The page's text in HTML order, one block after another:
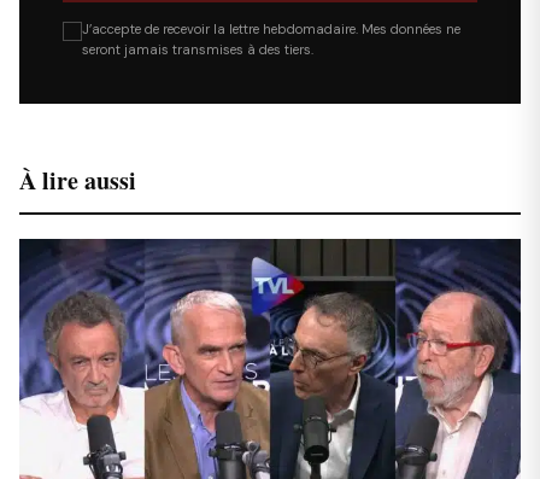
J’accepte de recevoir la lettre hebdomadaire. Mes données ne
seront jamais transmises à des tiers.
À lire aussi